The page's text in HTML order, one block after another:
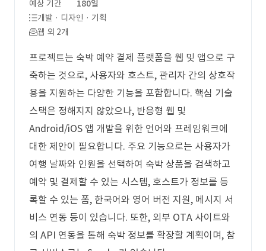
예상 기간
180일
개발 · 디자인 · 기획
웹 외 2개
프로젝트는 숙박 예약 결제 플랫폼을 웹 및 앱으로 구
축하는 것으로, 사용자와 호스트, 관리자 간의 상호작
용을 지원하는 다양한 기능을 포함합니다. 핵심 기술
스택은 정해지지 않았으나, 반응형 웹 및
Android/iOS 앱 개발을 위한 언어와 프레임워크에
대한 제안이 필요합니다. 주요 기능으로는 사용자가
여행 날짜와 인원을 선택하여 숙박 상품을 검색하고
예약 및 결제할 수 있는 시스템, 호스트가 정보를 등
록할 수 있는 폼, 한국어와 영어 버전 지원, 메시지 서
비스 연동 등이 있습니다. 또한, 외부 OTA 사이트와
의 API 연동을 통해 숙박 정보를 확장할 계획이며, 참